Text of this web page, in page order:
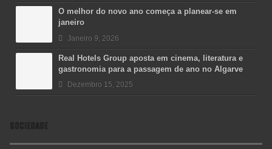
O melhor do novo ano começa a planear-se em
janeiro
Janeiro 9, 2026
Real Hotels Group aposta em cinema, literatura e
gastronomia para a passagem de ano no Algarve
Dezembro 15, 2025
SOCIEDADE